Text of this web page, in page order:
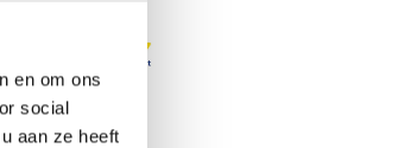
en om ons
social
aan ze heeft